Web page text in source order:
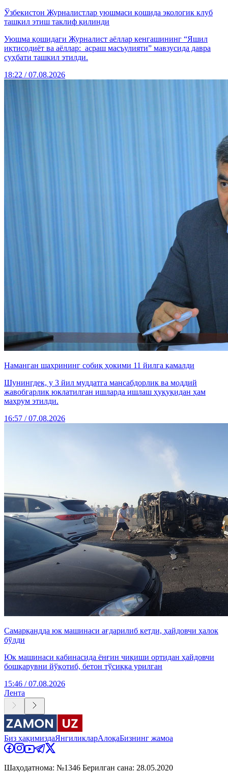
Ўзбекистон Журналистлар уюшмаси қошида экологик клуб
ташкил этиш таклиф қилинди
Уюшма қошидаги Журналист аёллар кенгашининг “Яшил
иқтисодиёт ва аёллар: асраш масъулияти” мавзусида давра
суҳбати ташкил этилди.
18:22 / 07.08.2026
Наманган шаҳрининг собиқ ҳокими 11 йилга қамалди
Шунингдек, у 3 йил муддатга мансабдорлик ва моддий
жавобгарлик юклатилган ишларда ишлаш ҳуқуқидан ҳам
маҳрум этилди.
16:57 / 07.08.2026
Самарқандда юк машинаси ағдарилиб кетди, ҳайдовчи ҳалок
бўлди
Юк машинаси кабинасида ёнғин чиқиши ортидан ҳайдовчи
бошқарувни йўқотиб, бетон тўсиққа урилган
15:46 / 07.08.2026
Лента
Биз ҳақимиздаЯнгиликларАлоқаБизнинг жамоа
Шаҳодатнома: №1346 Берилган сана: 28.05.2020